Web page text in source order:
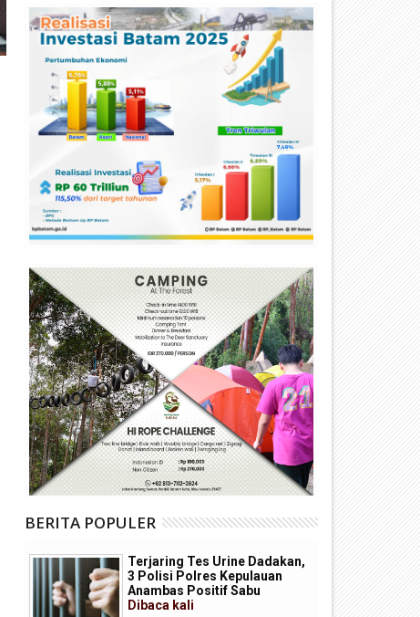
BERITA POPULER
Terjaring Tes Urine Dadakan,
3 Polisi Polres Kepulauan
Anambas Positif Sabu
Dibaca kali